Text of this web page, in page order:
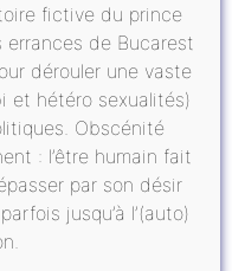
fictive du prince
de Bucarest
dérouler une vaste
et hétéro sexualités)
Obscénité
: l’être humain fait
par son désir
jusqu’à l’(auto)